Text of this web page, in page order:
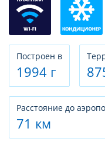
Построен в
1994 г
Расстояние до
71 км